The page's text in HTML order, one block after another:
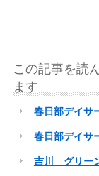
この記事を読
ます
春日部デイサ
春日部デイサ
吉川 グリー